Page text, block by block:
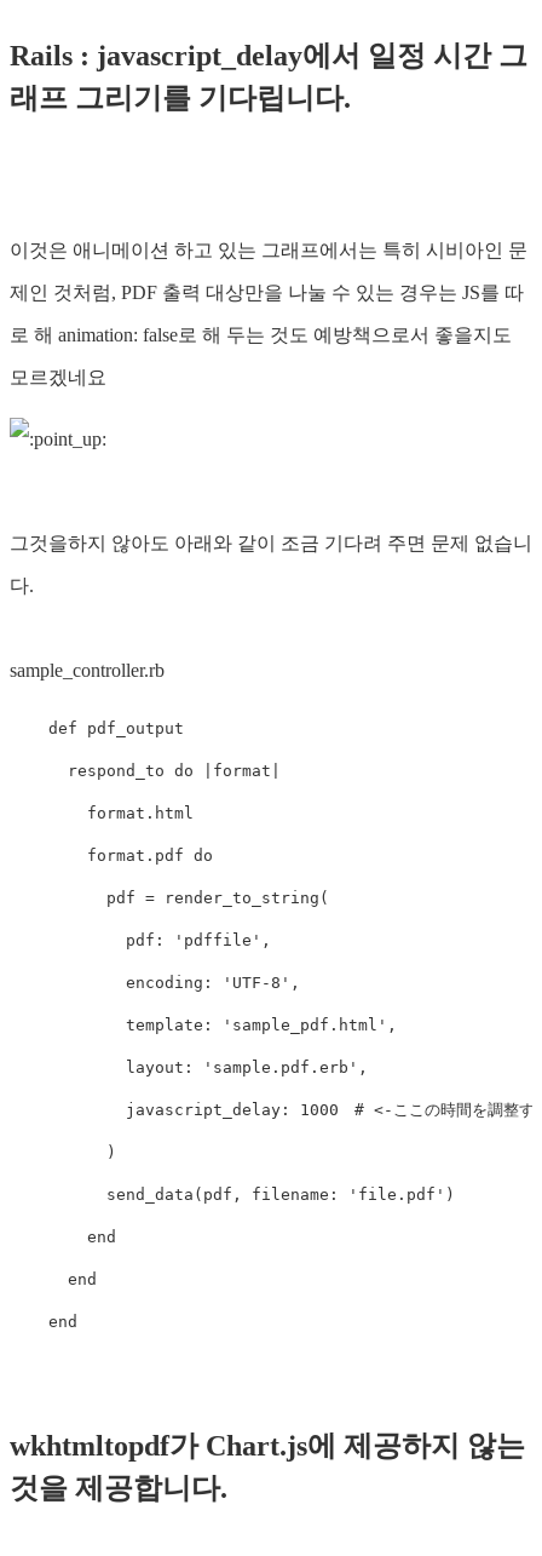
Rails : javascript_delay에서 일정 시간 그
래프 그리기를 기다립니다.
이것은 애니메이션 하고 있는 그래프에서는 특히 시비아인 문
제인 것처럼, PDF 출력 대상만을 나눌 수 있는 경우는 JS를 따
로 해 animation: false로 해 두는 것도 예방책으로서 좋을지도
모르겠네요
그것을하지 않아도 아래와 같이 조금 기다려 주면 문제 없습니
다.
sample_controller.rb
def pdf_output
respond_to do format
format . html
format . pdf do
pdf = render_to_string (
pdf: 'pdffile' ,
encoding: 'UTF-8' ,
template: 'sample_pdf.html' ,
layout: 'sample.pdf.erb' ,
javascript_delay: 1000 # <-ここの時間を調整す
)
send_data ( pdf , filename: 'file.pdf' )
end
end
end
wkhtmltopdf가 Chart.js에 제공하지 않는
것을 제공합니다.